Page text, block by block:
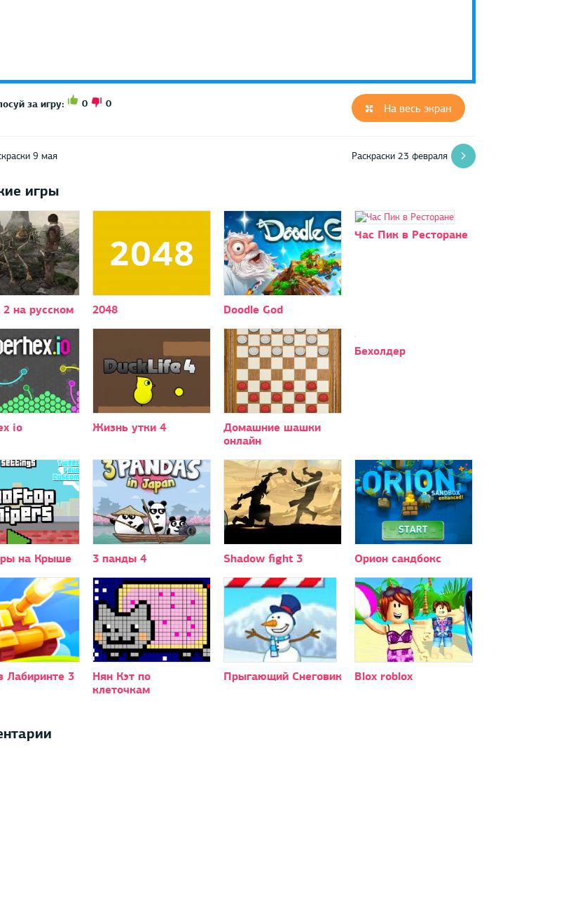
На весь экран
за игру: 0 0
9 мая Раскраски 23 февраля
игры
на русском 2048 Doodle God
Час Пик в Ресторане
io Жизнь утки 4
Домашние шашки
онлайн
Бехолдер
на Крыше 3 панды 4 Shadow fight 3 Орион сандбокс
Лабиринте 3
Нян Кэт по
клеточкам
Прыгающий Снеговик Blox roblox